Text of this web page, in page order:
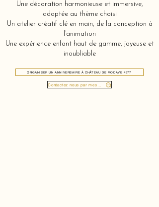
Une décoration harmonieuse et immersive,
adaptée au thème choisi
Un atelier créatif clé en main, de la conception à
l’animation
Une expérience enfant haut de gamme, joyeuse et
inoubliable
ORGANISER UN ANNIVERSAIRE À CHÂTEAU DE MODAVE 4577